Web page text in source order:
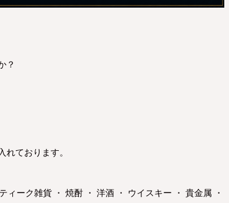
？
れております。
ィーク雑貨 ・ 焼酎 ・ 洋酒 ・ ウイスキー ・ 貴金属 ・